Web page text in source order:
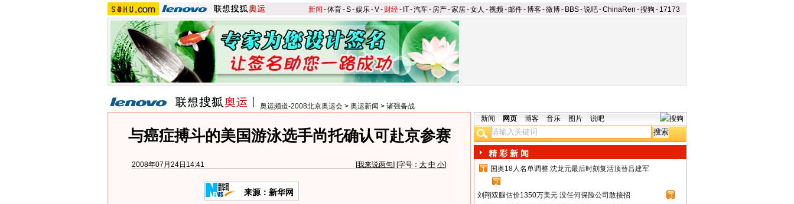
新闻 -体育-S-娱乐-V- 财经- IT-汽车- 房产-家居-女人 -视频-邮件-博客-微博- BBS-说吧-ChinaRen -搜狗 - 17173
奥运频道-2008北京奥运会 > 奥运新闻 > 诸强备战
与癌症搏斗的美国游泳选手尚托确认可赴京参赛
2008年07月24日14:41 [我来说两句] [字号： 大 中 小]
来源：新华网
新闻 网页 博客 音乐 图片 说吧
精 彩 新 闻
1
国奥18人名单调整 沈龙元最后时刻复活顶替吕建军
2
刘翔双腿估价1350万美元 没任何保险公司敢接招
3